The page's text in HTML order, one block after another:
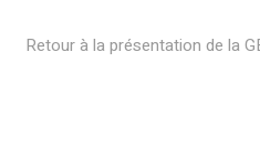
Retour à la présentation de la